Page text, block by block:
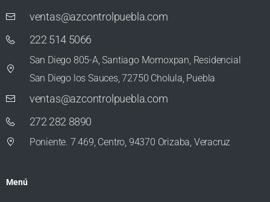
ventas@azcontrolpuebla.com
222 514 5066
San Diego 805-A, Santiago Momoxpan, Residencial
San Diego los Sauces, 72750 Cholula, Puebla
ventas@azcontrolpuebla.com
272 282 8890
Poniente. 7 469, Centro, 94370 Orizaba, Veracruz
Menú